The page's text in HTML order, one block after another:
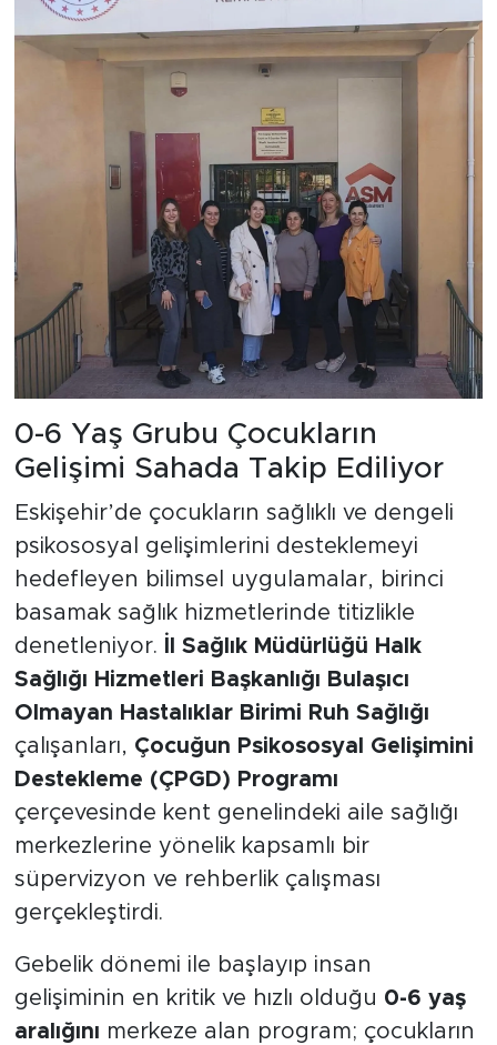
0-6 Yaş Grubu Çocukların
Gelişimi Sahada Takip Ediliyor
Eskişehir’de çocukların sağlıklı ve dengeli
psikososyal gelişimlerini desteklemeyi
hedefleyen bilimsel uygulamalar, birinci
basamak sağlık hizmetlerinde titizlikle
denetleniyor.
İl Sağlık Müdürlüğü Halk
Sağlığı Hizmetleri Başkanlığı Bulaşıcı
Olmayan Hastalıklar Birimi Ruh Sağlığı
çalışanları, Çocuğun Psikososyal Gelişimini
Destekleme (ÇPGD) Programı
çerçevesinde kent genelindeki aile sağlığı
merkezlerine yönelik kapsamlı bir
süpervizyon ve rehberlik çalışması
gerçekleştirdi.
Gebelik dönemi ile başlayıp insan
gelişiminin en kritik ve hızlı olduğu 0-6 yaş
aralığını merkeze alan program; çocukların